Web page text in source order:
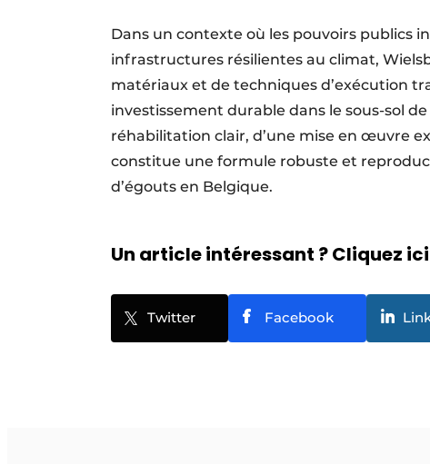
Dans un contexte où les pouvoirs publics
infrastructures résilientes au climat,
matériaux et de techniques d’exécution
investissement durable dans le sous-sol
réhabilitation clair, d’une mise en œuvre
constitue une formule robuste et
d’égouts en Belgique.
Un article intéressant ? Cliquez
Twitter Facebook